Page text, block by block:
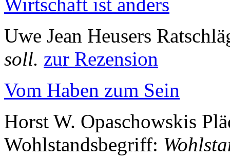
Uwe Jean Heusers
soll. zur Rezension
Vom Haben zum Sein
Horst W. Opaschowskis
Wohlstandsbegriff: